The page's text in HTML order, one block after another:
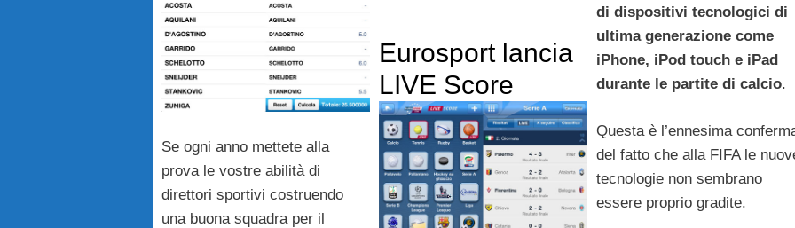
di dispositivi tecnologici di
ultima generazione come
iPhone, iPod touch e iPad
durante le partite di calcio.
Questa è l’ennesima
del fatto che alla FIFA le
tecnologie non sembrano
essere proprio gradite.
Se ogni anno mettete alla
prova le vostre abilità di
direttori sportivi costruendo
una buona squadra per il
Eurosport lancia
LIVE Score